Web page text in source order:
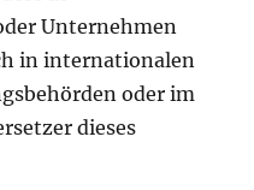
Unternehmen
in internationalen
oder im
dieses